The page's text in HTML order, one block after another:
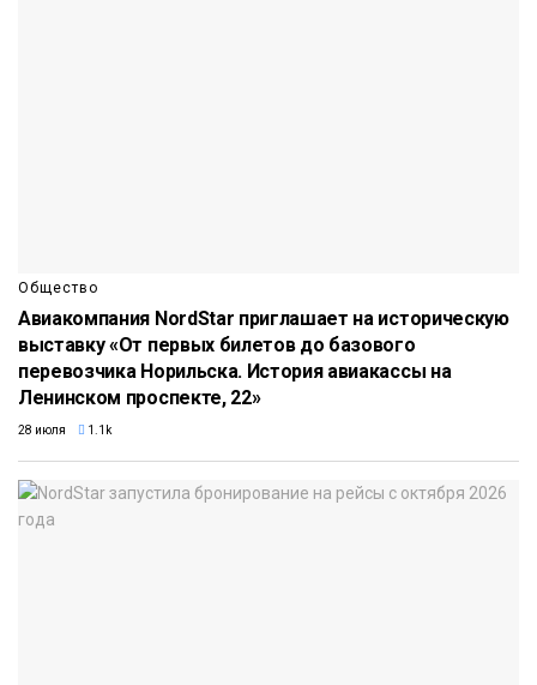
Общество
Авиакомпания NordStar приглашает на историческую
выставку «От первых билетов до базового
перевозчика Норильска. История авиакассы на
Ленинском проспекте, 22»
28 июля 1.1k